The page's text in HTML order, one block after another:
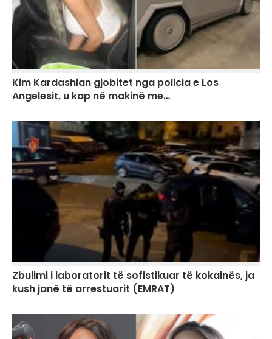
Kim Kardashian gjobitet nga policia e Los
Angelesit, u kap në makinë me…
Zbulimi i laboratorit të sofistikuar të kokainës, ja
kush janë të arrestuarit (EMRAT)